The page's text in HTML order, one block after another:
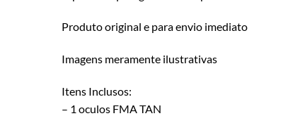
Produto original e para envio imediato
Imagens meramente ilustrativas
Itens Inclusos:
– 1 oculos FMA TAN